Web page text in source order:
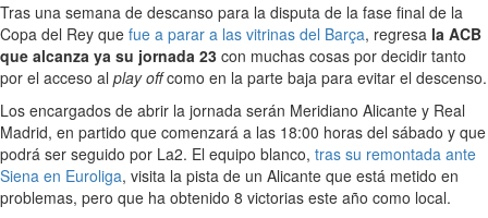
Tras una semana de descanso para la disputa de la fase final de la
Copa del Rey que fue a parar a las vitrinas del Barça, regresa la ACB
que alcanza ya su jornada 23 con muchas cosas por decidir tanto
por el acceso al play offcomo en la parte baja para evitar el descenso.
Los encargados de abrir la jornada serán Meridiano Alicante y Real
Madrid, en partido que comenzará a las 18:00 horas del sábado y que
podrá ser seguido por La2. El equipo blanco, tras su remontada ante
Siena en Euroliga, visita la pista de un Alicante que está metido en
problemas, pero que ha obtenido 8 victorias este año como local.